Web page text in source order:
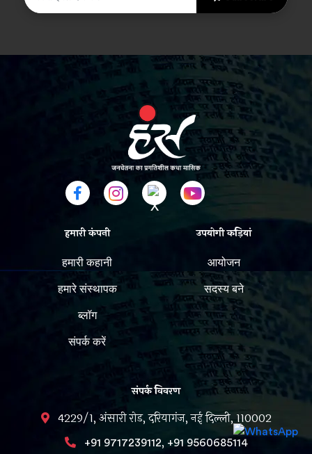
हमारी कंपनी
हमारी कहानी
हमारे संस्थापक
ब्लॉग
संपर्क करें
उपयोगी कड़ियां
आयोजन
सदस्य बने
संपर्क विवरण
4229/1, अंसारी रोड, दरियागंज, नई दिल्ली, 110002
+91 9717239112, +91 9560685114